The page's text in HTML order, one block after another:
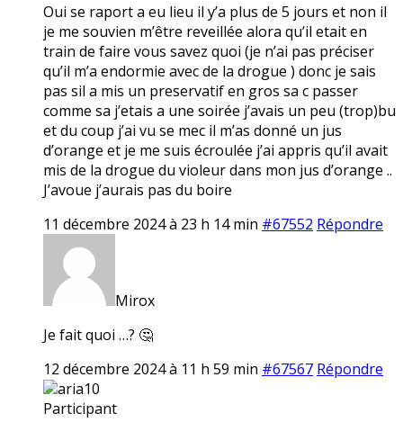
Oui se raport a eu lieu il y’a plus de 5 jours et non il
je me souvien m’être reveillée alora qu’il etait en
train de faire vous savez quoi (je n’ai pas préciser
qu’il m’a endormie avec de la drogue ) donc je sais
pas sil a mis un preservatif en gros sa c passer
comme sa j’etais a une soirée j’avais un peu (trop)bu
et du coup j’ai vu se mec il m’as donné un jus
d’orange et je me suis écroulée j’ai appris qu’il avait
mis de la drogue du violeur dans mon jus d’orange ..
J’avoue j’aurais pas du boire
11 décembre 2024 à 23 h 14 min #67552 Répondre
Mirox
Je fait quoi …? 🤔
12 décembre 2024 à 11 h 59 min #67567 Répondre
aria10
Participant